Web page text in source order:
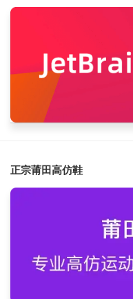
正宗莆田高仿鞋